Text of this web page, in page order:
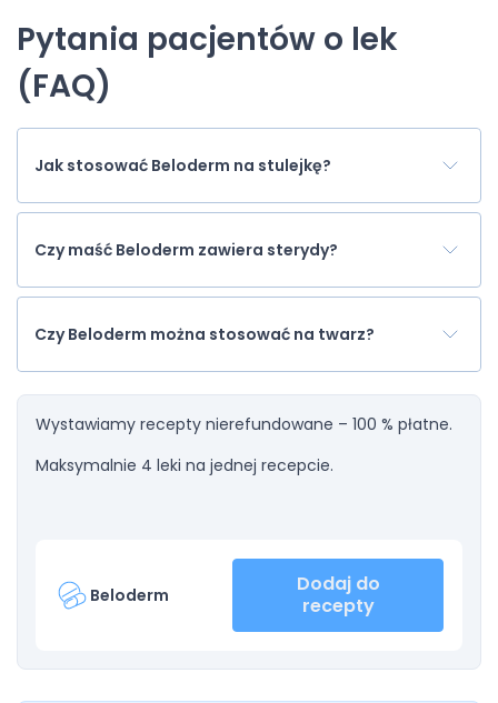
Pytania pacjentów o lek
(FAQ)
Jak stosować Beloderm na stulejkę?
Czy maść Beloderm zawiera sterydy?
Czy Beloderm można stosować na twarz?
Wystawiamy recepty nierefundowane – 100 % płatne.
Maksymalnie 4 leki na jednej recepcie.
Beloderm
Dodaj do
recepty